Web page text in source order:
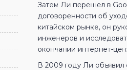
Затем Ли перешел в
договоренности об
китайском рынке, он
инженеров и
окончании интернет-
В 2009 году Ли объявил